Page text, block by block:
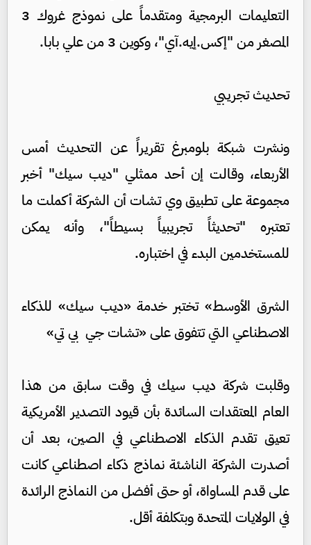
التعليمات البرمجية ومتقدماً على نموذج غروك 3
المصغر من "إكس.إيه.آي"، وكوين 3 من علي بابا.
تحديث تجريبي
ونشرت شبكة بلومبرغ تقريراً عن التحديث أمس
الأربعاء، وقالت إن أحد ممثلي "ديب سيك" أخبر
مجموعة على تطبيق وي تشات أن الشركة أكملت ما
تعتبره "تحديثاً تجريبياً بسيطاً"، وأنه يمكن
للمستخدمين البدء في اختباره.
الشرق الأوسط» تختبر خدمة «ديب سيك» للذكاء
الاصطناعي التي تتفوق على «تشات جي بي تي»
وقلبت شركة ديب سيك في وقت سابق من هذا
العام المعتقدات السائدة بأن قيود التصدير الأمريكية
تعيق تقدم الذكاء الاصطناعي في الصين، بعد أن
أصدرت الشركة الناشئة نماذج ذكاء اصطناعي كانت
على قدم المساواة، أو حتى أفضل من النماذج الرائدة
في الولايات المتحدة وبتكلفة أقل.